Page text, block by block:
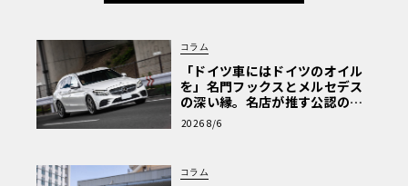
コラム
「ドイツ車にはドイツのオイル
を」名門フックスとメルセデス
の深い縁。名店が推す公認の安
心と、Cクラスで味わうシルキー
な走り〈PR〉
2026 8/6
コラム